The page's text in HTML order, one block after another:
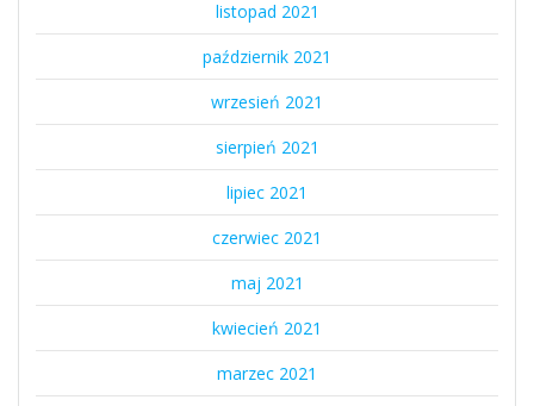
listopad 2021
październik 2021
wrzesień 2021
sierpień 2021
lipiec 2021
czerwiec 2021
maj 2021
kwiecień 2021
marzec 2021